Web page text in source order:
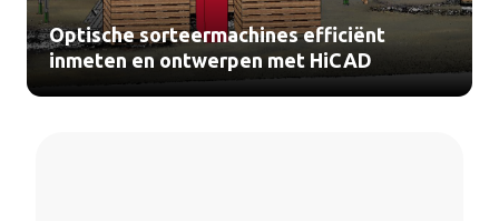
Optische sorteermachines efficiënt
inmeten en ontwerpen met HiCAD